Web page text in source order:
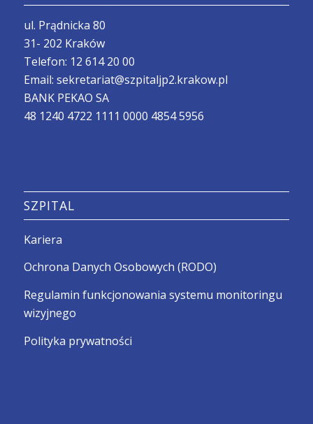
ul. Prądnicka 80
31- 202 Kraków
Telefon: 12 614 20 00
Email: sekretariat@szpitaljp2.krakow.pl
BANK PEKAO SA
48 1240 4722 1111 0000 4854 5956
SZPITAL
Kariera
Ochrona Danych Osobowych (RODO)
Regulamin funkcjonowania systemu monitoringu
wizyjnego
Polityka prywatności